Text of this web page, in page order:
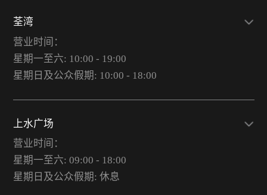
荃湾
营业时间：
星期一至六: 10:00 - 19:00
星期日及公众假期: 10:00 - 18:00
上水广场
营业时间：
星期一至六: 09:00 - 18:00
星期日及公众假期: 休息